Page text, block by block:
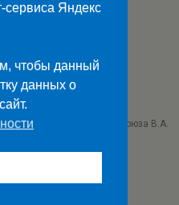
образования>>
им. Героя Советского Союза В.А.
сервиса Яндекс
чтобы данный
данных о